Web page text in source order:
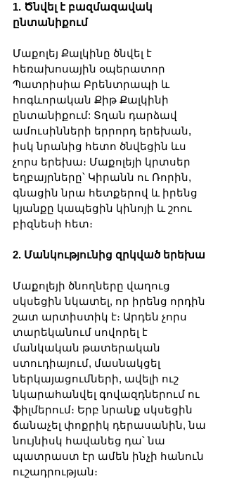
1. Ծնվել է բազմազավակ
ընտանիքում
Մաքոլեյ Քալկինը ծնվել է
հեռախոսային օպերատոր
Պատրիսիա Բրենտրապի և
հոգևորական Քիթ Քալկինի
ընտանիքում: Տղան դարձավ
ամուսինների երրորդ երեխան,
իսկ նրանից հետո ծնվեցին ևս
չորս երեխա։ Մաքոլեյի կրտսեր
եղբայրները՝ Կիրանն ու Ռորին,
գնացին նրա հետքերով և իրենց
կյանքը կապեցին կինոյի և շոու
բիզնեսի հետ։
2. Մանկությունից զրկված երեխա
Մաքոլեյի ծնողները վաղուց
սկսեցին նկատել, որ իրենց որդին
շատ արտիստիկ է։ Արդեն չորս
տարեկանում սովորել է
մանկական թատերական
ստուդիայում, մասնակցել
ներկայացումների, ավելի ուշ
նկարահանվել գովազդներում ու
ֆիլմերում։ Երբ նրանք սկսեցին
ճանաչել փոքրիկ դերասանին, նա
նույնիսկ հավանեց դա՝ նա
պատրաստ էր ամեն ինչի հանուն
ուշադրության։